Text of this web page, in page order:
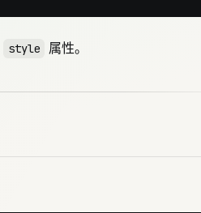
style 属性。